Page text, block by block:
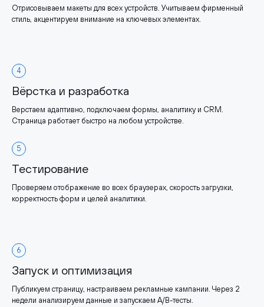
Отрисовываем макеты для всех устройств. Учитываем фирменный
стиль, акцентируем внимание на ключевых элементах.
4
Вёрстка и разработка
Верстаем адаптивно, подключаем формы, аналитику и CRM.
Страница работает быстро на любом устройстве.
5
Тестирование
Проверяем отображение во всех браузерах, скорость загрузки,
корректность форм и целей аналитики.
6
Запуск и оптимизация
Публикуем страницу, настраиваем рекламные кампании. Через 2
недели анализируем данные и запускаем A/B-тесты.